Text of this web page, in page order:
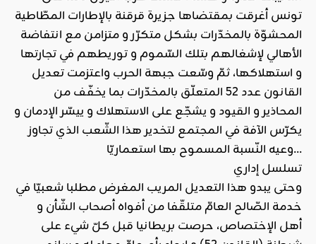
تونس أغرقت بمقتضاها جزيرة قرقنة بالإطارات المطّاطية
المحشوّة بالمخدّرات بشكل متكرّر و متزامن مع انتفاضة
الأهالي لإشغالهم بتلك السّموم و توريطهم في تجارتها
و استهلاكها، ثمّ وسّعت جبهة الحرب واعتزمت تعديل
القانون عدد 52 المتعلّق بالمخدّرات بما يخفّف من
المحاذير و القيود و يشجّع على الاستهلاك و ييسّر الإدمان و
يكرّس الآفة في المجتمع لتخدير هذا الشّعب الذي تجاوز
وعيه النّسبة المسموح بها استعماريّا…
تسلسل إداري
وحتى يبدو هذا التعديل المريب المغرض مطلبا شعبيّا في
خدمة الصّالح العامّ متلقّفا من أفواه أصحاب الشّأن و
أهل الإختصاص، حرصت بريطانيا قبل كلّ شيء على